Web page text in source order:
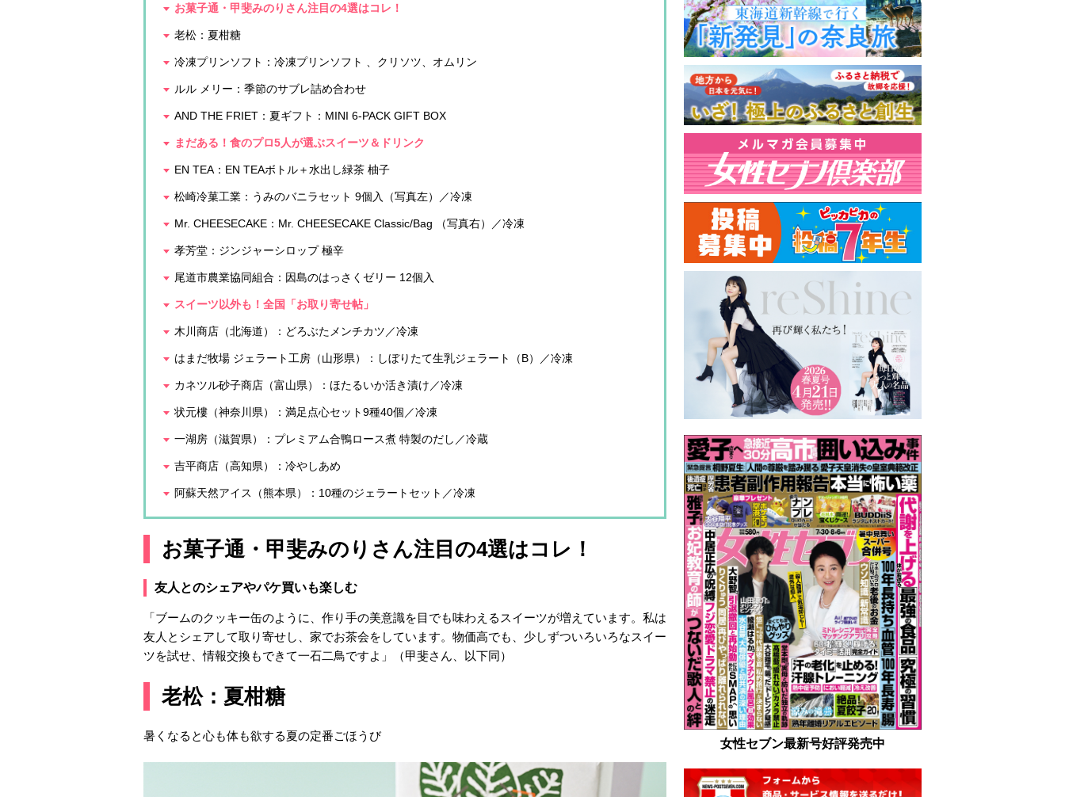
お菓子通・甲斐みのりさん注目の4選はコレ！
老松：夏柑糖
冷凍プリンソフト：冷凍プリンソフト 、クリソツ、オムリン
ルル メリー：季節のサブレ詰め合わせ
AND THE FRIET：夏ギフト：MINI 6-PACK GIFT BOX
まだある！食のプロ5人が選ぶスイーツ＆ドリンク
EN TEA：EN TEAボトル＋水出し緑茶 柚子
松崎冷菓工業：うみのバニラセット 9個入（写真左）／冷凍
Mr. CHEESECAKE：Mr. CHEESECAKE Classic/Bag （写真右）／冷凍
孝芳堂：ジンジャーシロップ 極辛
尾道市農業協同組合：因島のはっさくゼリー 12個入
スイーツ以外も！全国「お取り寄せ帖」
木川商店（北海道）：どろぶたメンチカツ／冷凍
はまだ牧場 ジェラート工房（山形県）：しぼりたて生乳ジェラート（B）／冷凍
カネツル砂子商店（富山県）：ほたるいか活き漬け／冷凍
状元樓（神奈川県）：満足点心セット9種40個／冷凍
一湖房（滋賀県）：プレミアム合鴨ロース煮 特製のだし／冷蔵
吉平商店（高知県）：冷やしあめ
阿蘇天然アイス（熊本県）：10種のジェラートセット／冷凍
お菓子通・甲斐みのりさん注目の4選はコレ！
友人とのシェアやパケ買いも楽しむ
「ブームのクッキー缶のように、作り手の美意識を目でも味わえるスイーツが増えています。私は
友人とシェアして取り寄せし、家でお茶会をしています。物価高でも、少しずついろいろなスイー
ツを試せ、情報交換もできて一石二鳥ですよ」（甲斐さん、以下同）
老松：夏柑糖
暑くなると心も体も欲する夏の定番ごほうび
女性セブン最新号好評発売中